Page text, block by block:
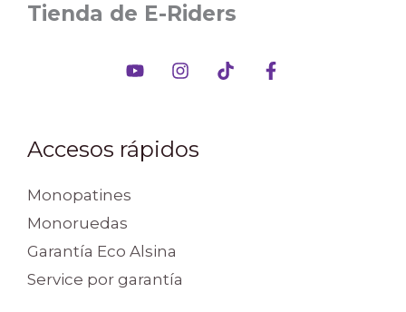
Tienda de E-Riders
Accesos rápidos
Monopatines
Monoruedas
Garantía Eco Alsina
Service por garantía